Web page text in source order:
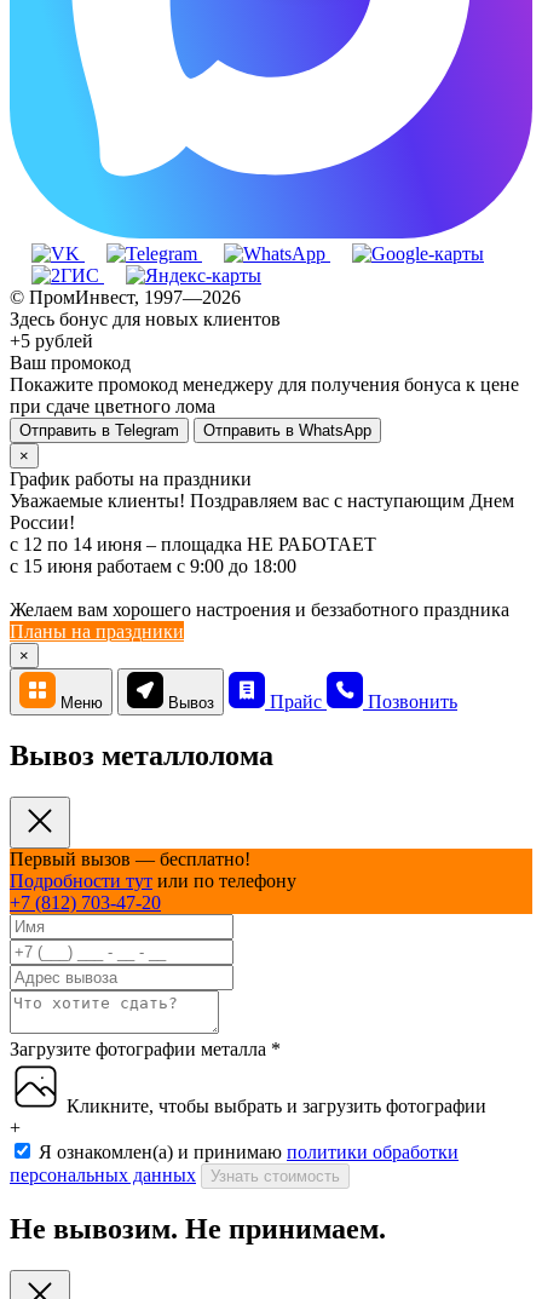
© ПромИнвест, 1997—2026
Здесь бонус для новых клиентов
+5 рублей
Ваш промокод
Покажите промокод менеджеру для получения бонуса к цене
при сдаче цветного лома
Отправить в Telegram
Отправить в WhatsApp
×
График работы на праздники
Уважаемые клиенты! Поздравляем вас с наступающим Днем
России!
с 12 по 14 июня – площадка НЕ РАБОТАЕТ
c 15 июня работаем с 9:00 до 18:00
Желаем вам хорошего настроения и беззаботного праздника
Планы на праздники
×
Меню Вывоз Прайс Позвонить
Вывоз металлолома
Первый вызов — бесплатно!
Подробности тут или по телефону
+7 (812) 703-47-20
Загрузите фотографии металла *
Кликните, чтобы выбрать и загрузить фотографии
+
Я ознакомлен(а) и принимаю политики обработки
персональных данных
Узнать стоимость
Не вывозим. Не принимаем.